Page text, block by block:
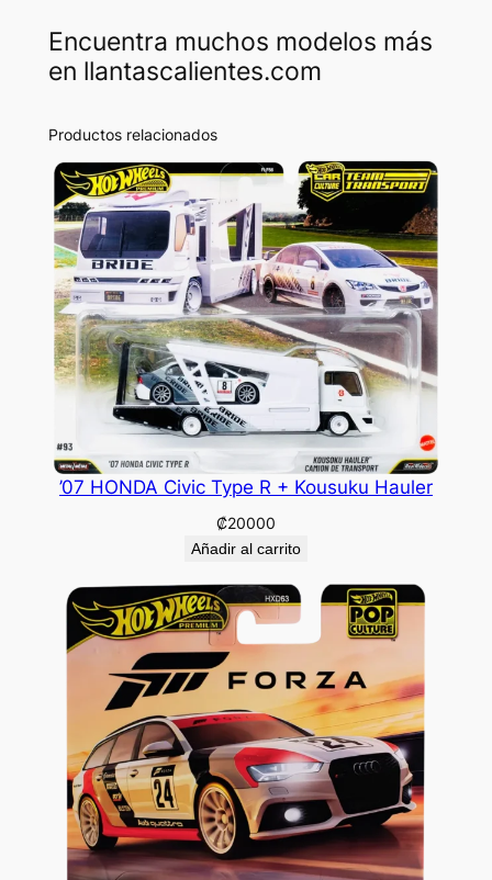
Encuentra muchos modelos más
en llantascalientes.com
Productos relacionados
’07 HONDA Civic Type R + Kousuku Hauler
₡20000
Añadir al carrito